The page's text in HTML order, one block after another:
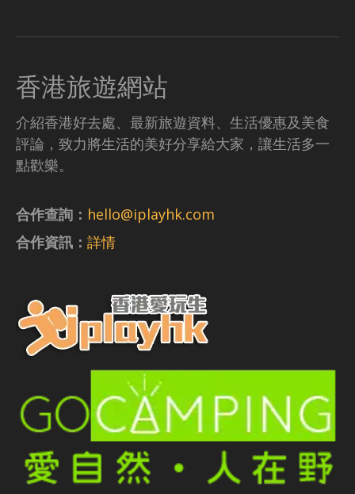
香港旅遊網站
介紹香港好去處、最新旅遊資料、生活優惠及美食
評論，致力將生活的美好分享給大家，讓生活多一
點歡樂。
合作查詢： hello@iplayhk.com
合作資訊： 詳情